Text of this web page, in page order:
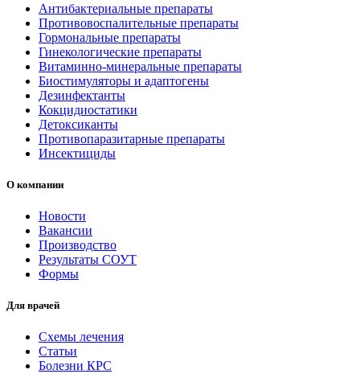
Антибактериальные препараты
Противовоспалительные препараты
Гормональные препараты
Гинекологические препараты
Витаминно-минеральные препараты
Биостимуляторы и адаптогены
Дезинфектанты
Кокцидиостатики
Детоксиканты
Противопаразитарные препараты
Инсектициды
О компании
Новости
Вакансии
Производство
Результаты СОУТ
Формы
Для врачей
Схемы лечения
Статьи
Болезни КРС